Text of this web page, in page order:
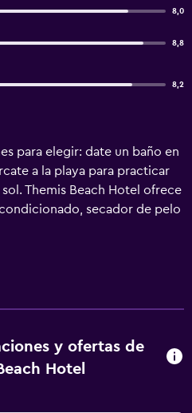
8,0
8,8
8,2
para elegir: date un baño en
a la playa para practicar
Themis Beach Hotel ofrece
secador de pelo
disponen de balcón o
televisión por satélite. Los
oficina y teléfono. Se ofrece
días. En el alojamiento hay
y ofertas de
Hotel